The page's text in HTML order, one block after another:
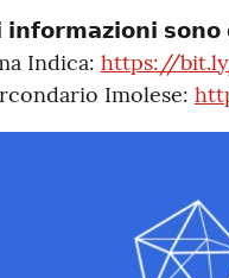
𝘀𝗼𝗻𝗼
Indica: https://
Imolese: